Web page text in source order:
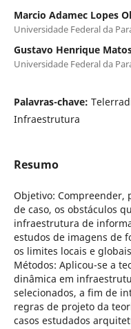
Marcio Adamec Lopes
Universidade Federal da
Gustavo Henrique
Universidade Federal da
Palavras-chave:
Infraestrutura
Resumo
Objetivo: Compreender,
de caso, os obstáculos
infraestrutura de
estudos de imagens de
os limites locais e
Métodos: Aplicou-se a
dinâmica em
selecionados, a fim de
regras de projeto da
casos estudados